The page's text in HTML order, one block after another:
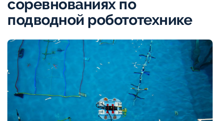
соревнованиях по
подводной робототехнике